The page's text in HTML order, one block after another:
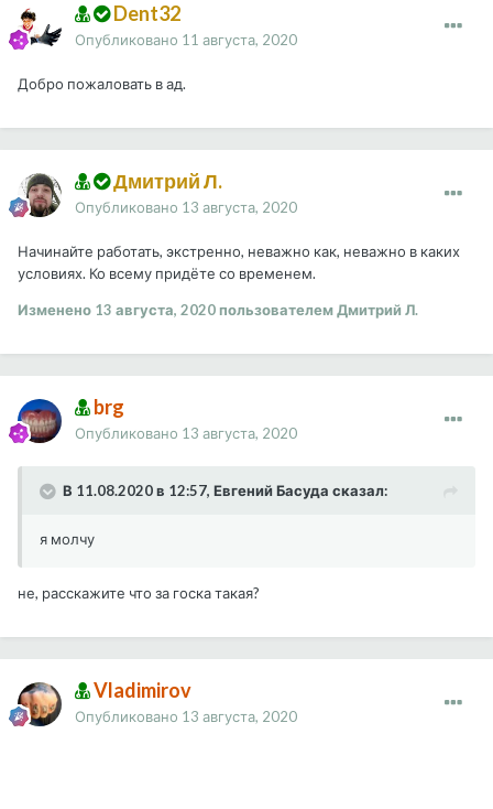
Dent32
Опубликовано 11 августа, 2020
Добро пожаловать в ад.
Дмитрий Л.
Опубликовано 13 августа, 2020
Начинайте работать, экстренно, неважно как, неважно в каких
условиях. Ко всему придёте со временем.
Изменено 13 августа, 2020пользователем Дмитрий Л.
brg
Опубликовано 13 августа, 2020
В 11.08.2020 в 12:57, Евгений Басуда сказал:
я молчу
не, расскажите что за госка такая?
Vladimirov
Опубликовано 13 августа, 2020